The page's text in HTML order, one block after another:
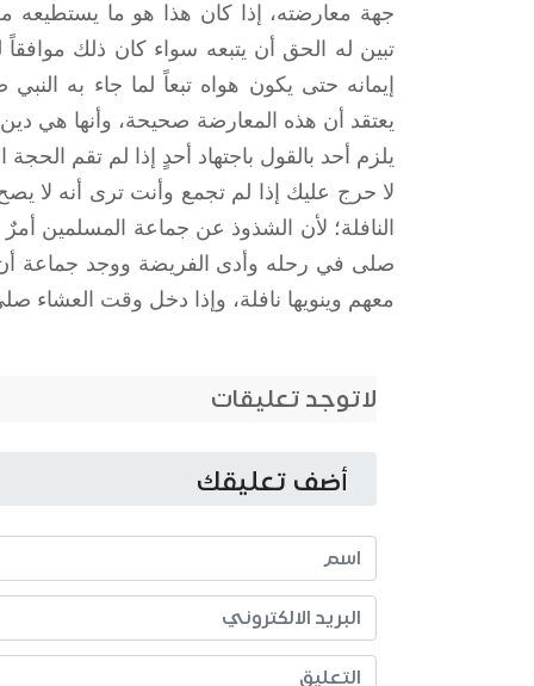
جهة معارضته، إذا كان هذا هو ما يستطيعه
تبين له الحق أن يتبعه سواء كان ذلك موافقاً
إيمانه حتى يكون هواه تبعاً لما جاء به
يعتقد أن هذه المعارضة صحيحة، وأنها هي دين
يلزم أحد بالقول باجتهاد أحدٍ إذا لم تقم
لا حرج عليك إذا لم تجمع وأنت ترى أنه لا
النافلة؛ لأن الشذوذ عن جماعة المسلمين
صلى في رحله وأدى الفريضة ووجد جماعة
معهم وينويها نافلة، وإذا دخل وقت العشاء
لاتوجد تعليقات
أضف تعليقك